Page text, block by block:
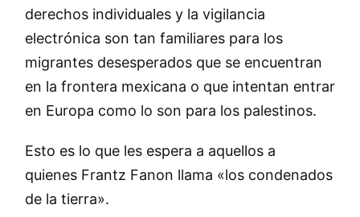
derechos individuales y la vigilancia
electrónica son tan familiares para los
migrantes desesperados que se encuentran
en la frontera mexicana o que intentan entrar
en Europa como lo son para los palestinos.
Esto es lo que les espera a aquellos a
quienes Frantz Fanon llama «los condenados
de la tierra».